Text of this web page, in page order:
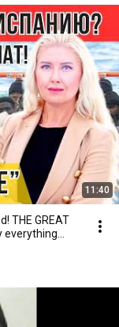
11:40
THE GREAT